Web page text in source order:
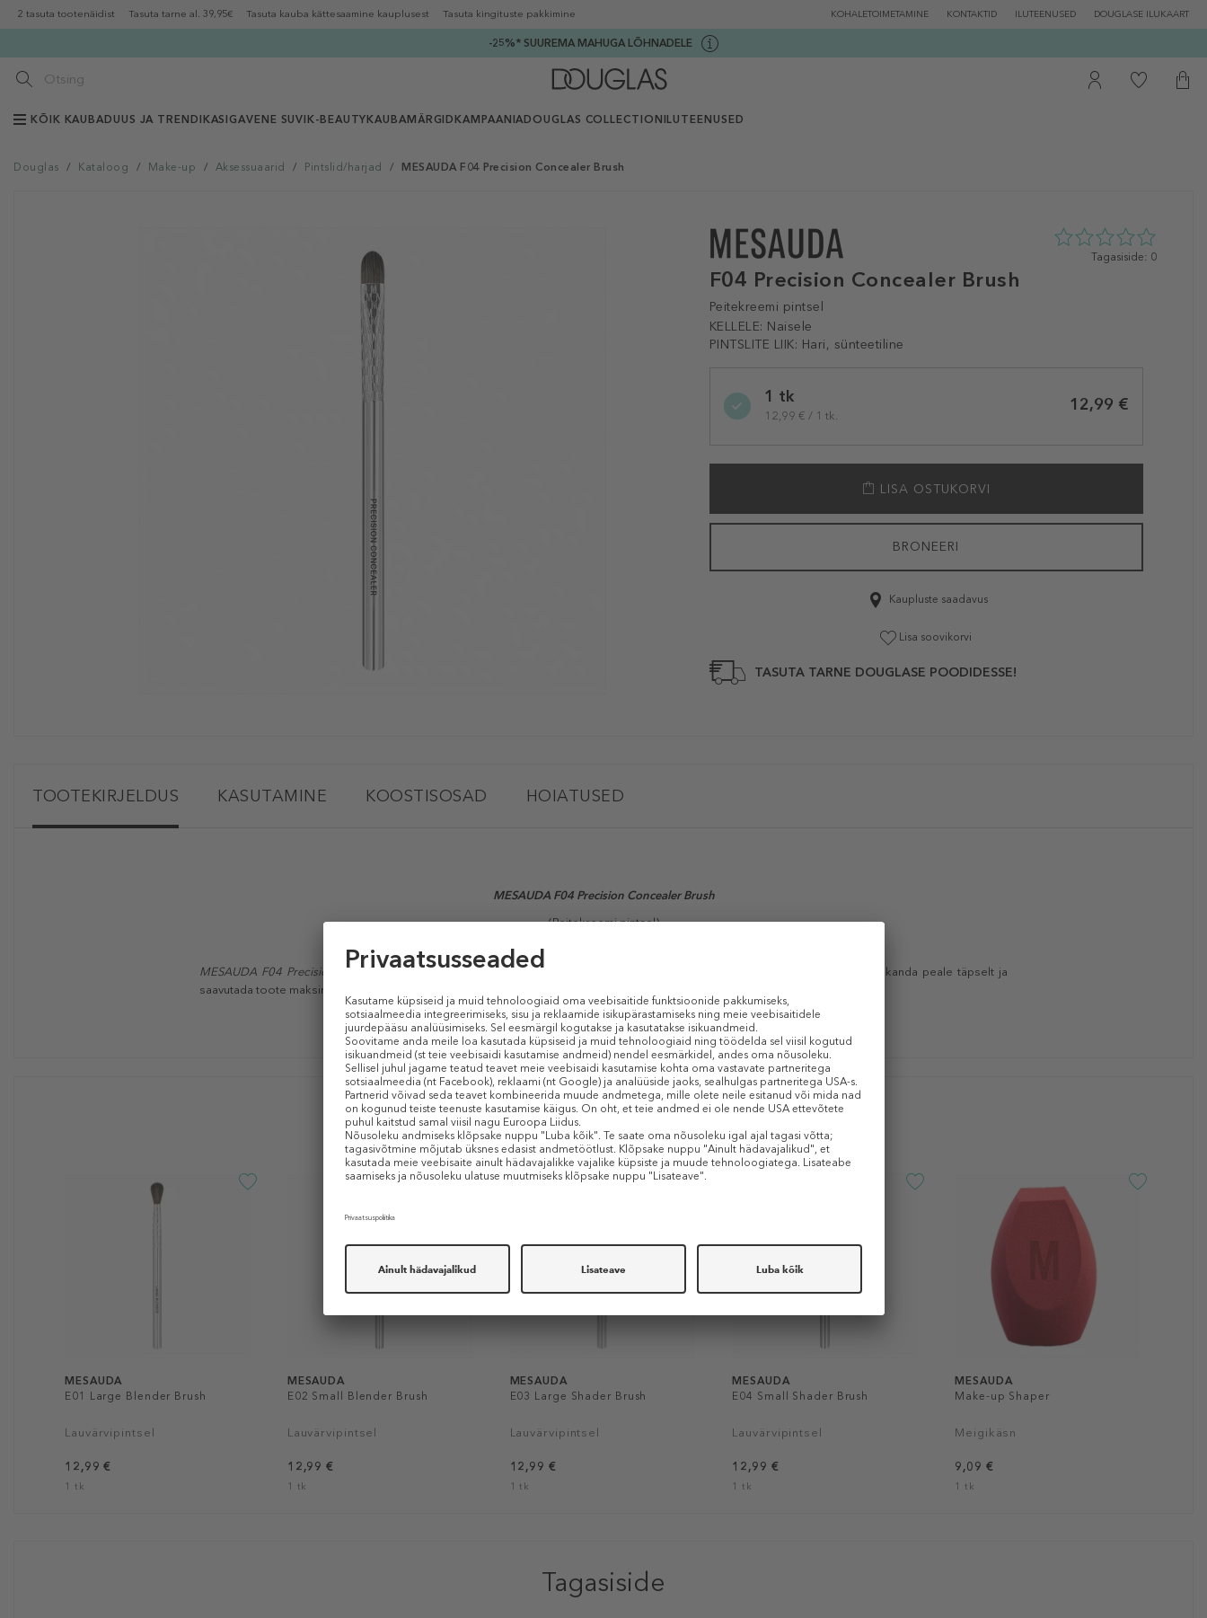
2 tasuta tootenäidist Tasuta tarne al. 39,95€ Tasuta kauba kättesaamine kauplusest Tasuta kingituste pakkimine KOHALETOIMETAMINE KONTAKTID ILUTEENUSED DOUGLASE ILUKAART
-25%* SUUREMA MAHUGA LÕHNADELE
KÕIK KAUBADUUS JA TRENDIKAS IGAVENE SUVI K-BEAUTY KAUBAMÄRGID KAMPAANIADOUGLAS COLLECTION ILUTEENUSED
Douglas / Kataloog / Make-up / Aksessuaarid / Pintslid/harjad / MESAUDA F04 Precision Concealer Brush
F04 Precision Concealer Brush
Peitekreemi pintsel
KELLELE: Naisele
PINTSLITE LIIK: Hari, sünteetiline
0
Tagasiside: 0
variation1 tk
12,99 € / 1 tk.
12,99 €
LISA OSTUKORVI
BRONEERI
Kaupluste saadavus
Lisa soovikorvi
TASUTA TARNE DOUGLASE POODIDESSE!
TOOTEKIRJELDUS KASUTAMINE KOOSTISOSAD HOIATUSED
MESAUDA F04 Precision Concealer Brush
(Peitekreemi pintsel)
MESAUDA F04 Precision Concealer Brushsellel pintslil on lame ots ja paksud harjased, mis võimaldavad kreemjaid tooteid kanda peale täpselt ja
saavutada toote maksimaalset kontsentratsiooni.
Sarnased tooted
MESAUDA
E01 Large Blender Brush
Lauvärvipintsel
12,99 €
1 tk
MESAUDA
E02 Small Blender Brush
Lauvärvipintsel
12,99 €
1 tk
MESAUDA
E03 Large Shader Brush
Lauvärvipintsel
12,99 €
1 tk
MESAUDA
E04 Small Shader Brush
Lauvärvipintsel
12,99 €
1 tk
MESAUDA
Make-up Shaper
Meigikäsn
9,09 €
1 tk
Tagasiside